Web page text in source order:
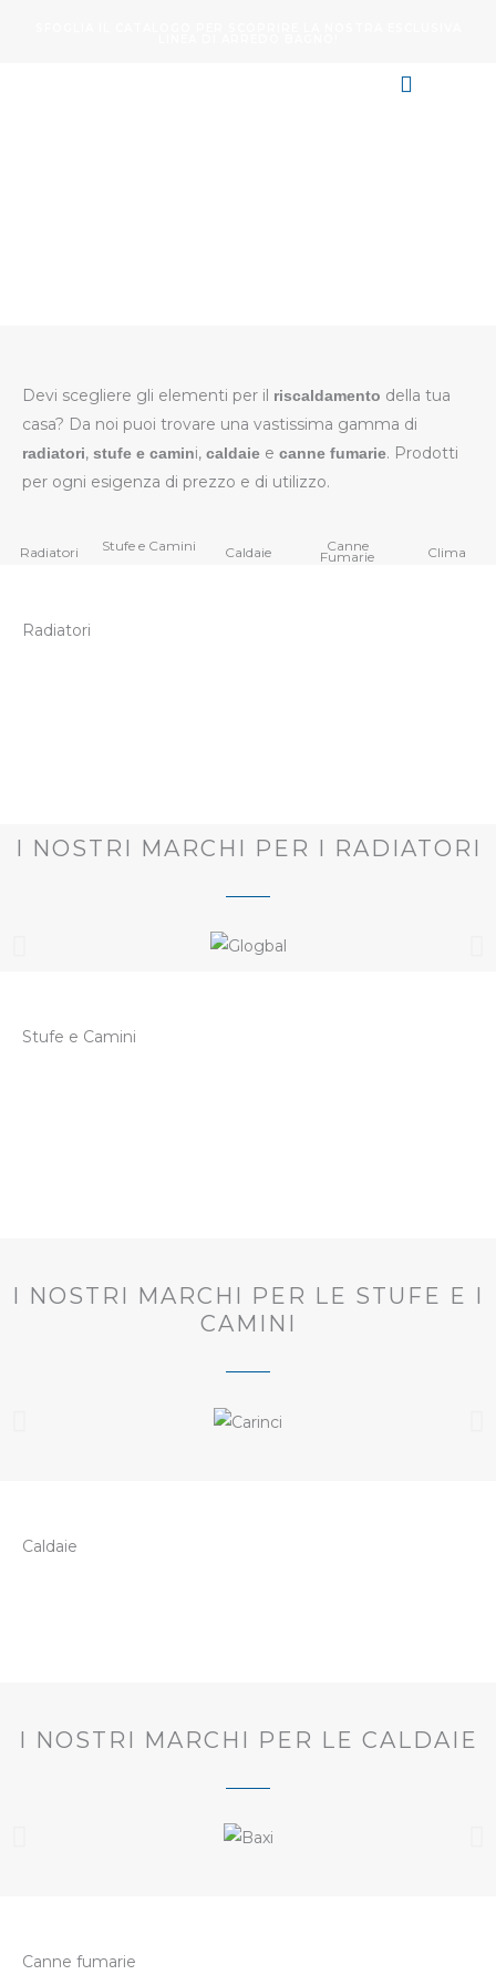
Devi scegliere gli elementi per il riscaldamento della tua
casa? Da noi puoi trovare una vastissima gamma di
radiatori, stufe e camini, caldaie e canne fumarie. Prodotti
per ogni esigenza di prezzo e di utilizzo.
Radiatori Stufe e Camini Caldaie Canne
Fumarie Clima
Radiatori
I NOSTRI MARCHI PER I RADIATORI
Stufe e Camini
I NOSTRI MARCHI PER LE STUFE E I
CAMINI
Caldaie
I NOSTRI MARCHI PER LE CALDAIE
Canne fumarie